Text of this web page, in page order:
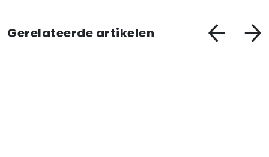
Gerelateerde artikelen